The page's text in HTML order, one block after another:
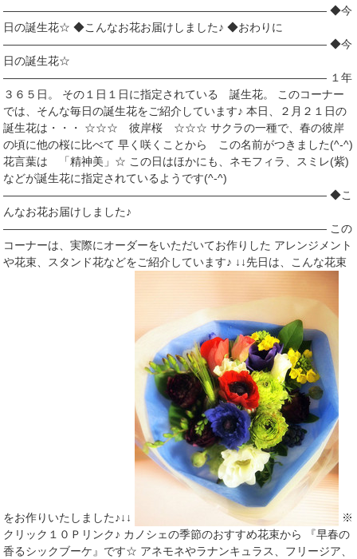
――――――――――――――――――――――――――――― ◆今
日の誕生花☆ ◆こんなお花お届けしました♪ ◆おわりに
――――――――――――――――――――――――――――― ◆今
日の誕生花☆
――――――――――――――――――――――――――――― １年
３６５日。 その１日１日に指定されている 誕生花。 このコーナー
では、そんな毎日の誕生花をご紹介しています♪ 本日、２月２１日の
誕生花は・・・ ☆☆☆ 彼岸桜 ☆☆☆ サクラの一種で、春の彼岸
の頃に他の桜に比べて 早く咲くことから この名前がつきました(^-^)
花言葉は 「精神美」☆ この日はほかにも、ネモフィラ、スミレ(紫)
などが誕生花に指定されているようです(^-^)
――――――――――――――――――――――――――――― ◆こ
んなお花お届けしました♪
――――――――――――――――――――――――――――― この
コーナーは、実際にオーダーをいただいてお作りした アレンジメント
や花束、スタンド花などをご紹介しています♪ ↓↓先日は、こんな花束
をお作りいたしました♪↓↓
※
クリック１０Ｐリンク♪ カノシェの季節のおすすめ花束から 『早春の
香るシックブーケ』です☆ アネモネやラナンキュラス、フリージア、